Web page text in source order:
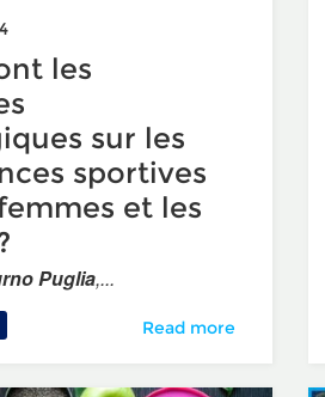
de retour à Montréal le
les
sur les
sportives
et les
Puglia,...
Quelles sont les
Read more